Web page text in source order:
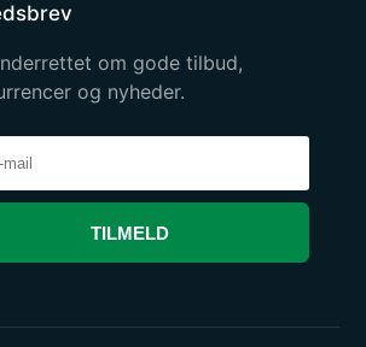
om gode tilbud,
og nyheder.
TILMELD